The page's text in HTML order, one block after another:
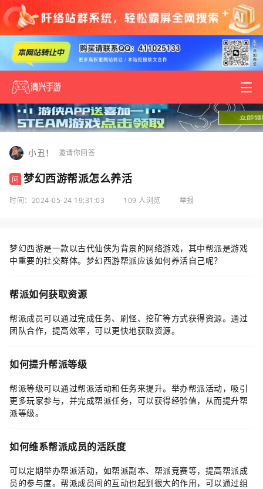
小丑！ 邀请你回答
问 梦幻西游帮派怎么养活
时间：2024-05-24 19:31:03 109 人浏览 举报
梦幻西游是一款以古代仙侠为背景的网络游戏，其中帮派是游戏
中重要的社交群体。梦幻西游帮派应该如何养活自己呢？
帮派如何获取资源
帮派成员可以通过完成任务、刷怪、挖矿等方式获得资源。通过
团队合作，提高效率，可以更快地获取资源。
如何提升帮派等级
帮派等级可以通过帮派活动和任务来提升。举办帮派活动，吸引
更多玩家参与，并完成帮派任务，可以获得经验值，从而提升帮
派等级。
如何维系帮派成员的活跃度
可以定期举办帮派活动，如帮派副本、帮派竞赛等，提高帮派成
员的参与度。帮派成员间的互动也起到很大的作用，可以通过组